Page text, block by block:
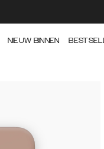
NIEUW BINNEN